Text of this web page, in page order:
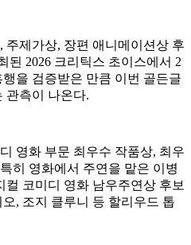
주제가상, 장편 애니메이션상 후
된 2026 크리틱스 초이스에서 2
을 검증받은 만큼 이번 골든글
관측이 나온다.
영화 부문 최우수 작품상, 최우
히 영화에서 주연을 맡은 이병
코미디 영화 남우주연상 후보
, 조지 클루니 등 할리우드 톱